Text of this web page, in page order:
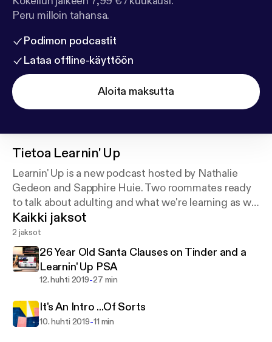
Peru milloin tahansa.
Podimon podcastit
Lataa offline-käyttöön
Aloita maksutta
Tietoa Learnin' Up
Learnin' Up is a new podcast hosted by Nathalie
Gedeon and Sapphire Huie. Two roommates ready
to talk about adulting and what we're learning as we
navigate through our twenties. We're discussing
pretty much everything so join us for this
rollercoaster of a ride.
Kaikki jaksot
2 jaksot
26 Year Old Santa Clauses on Tinder and a
Learnin' Up PSA
12. huhti 2019-27 min
It's An Intro ...Of Sorts
10. huhti 2019-11 min